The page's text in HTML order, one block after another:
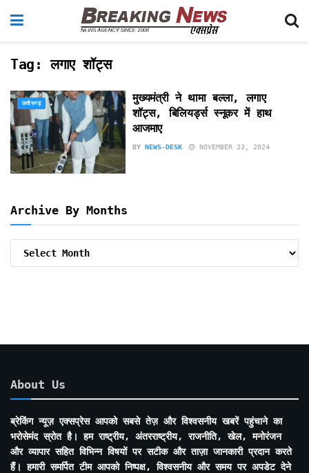
Tag:लगाए शॉट्स
छत्तीसगढ़
मुख्यमंत्री ने थामा बल्ला, लगाए
शॉट्स, बिलियर्ड्स स्नूकर में हाथ
आजमाए
BY NEWS-DESK NOVEMBER 23, 2024
Archive By Months
About Us
ब्रेकिंग न्यूज़ एक्सप्रेस आपको सबसे तेज़ और विश्वसनीय खबरें पहुंचाने का
भरोसेमंद स्रोत है। हम राष्ट्रीय, अंतरराष्ट्रीय, राजनीति, खेल, मनोरंजन
और व्यापार सहित विभिन्न विषयों पर सटीक और ताज़ा जानकारी प्रदान करते
हैं। हमारी समर्पित टीम आपको निष्पक्ष, विश्वसनीय और समय पर अपडेट देने